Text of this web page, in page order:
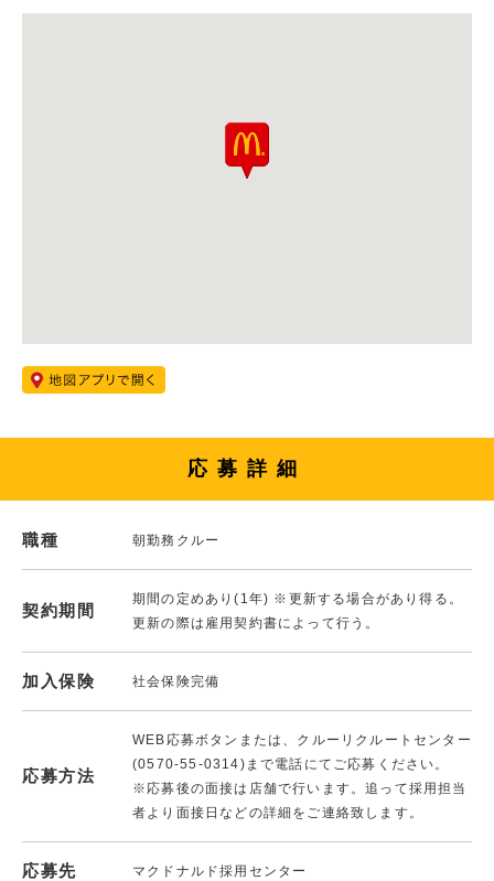
応募詳細
職種 朝勤務クルー
契約期間
期間の定めあり(1年) ※更新する場合があり得る。
更新の際は雇用契約書によって行う。
加入保険 社会保険完備
応募方法
WEB応募ボタンまたは、クルーリクルートセンター
(0570-55-0314)まで電話にてご応募ください。
※応募後の面接は店舗で行います。追って採用担当
者より面接日などの詳細をご連絡致します。
応募先 マクドナルド採用センター